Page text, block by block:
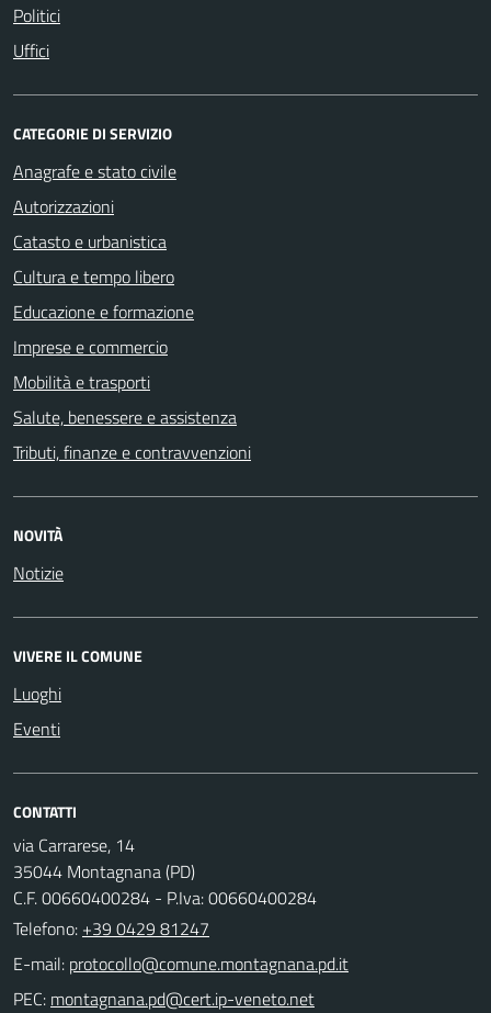
Politici
Uffici
CATEGORIE DI SERVIZIO
Anagrafe e stato civile
Autorizzazioni
Catasto e urbanistica
Cultura e tempo libero
Educazione e formazione
Imprese e commercio
Mobilità e trasporti
Salute, benessere e assistenza
Tributi, finanze e contravvenzioni
NOVITÀ
Notizie
VIVERE IL COMUNE
Luoghi
Eventi
CONTATTI
via Carrarese, 14
35044 Montagnana (PD)
C.F. 00660400284 - P.Iva: 00660400284
Telefono: +39 0429 81247
E-mail:
PEC: